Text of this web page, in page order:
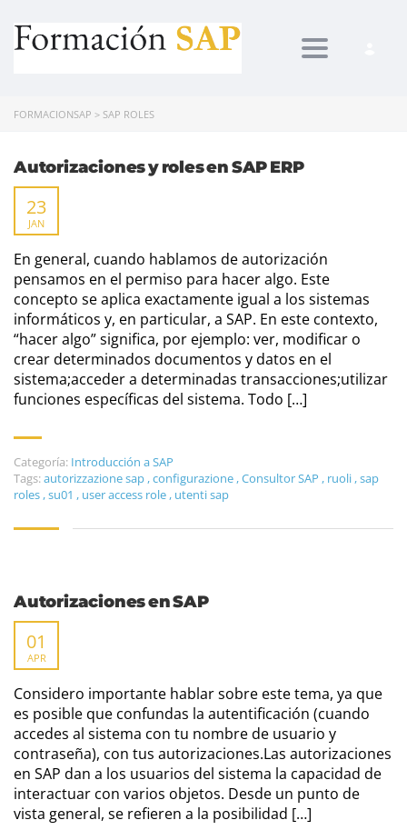
Toggle
FORMACIONSAP > SAP ROLES
Autorizaciones y roles en SAP ERP
23
JAN
En general, cuando hablamos de autorización
pensamos en el permiso para hacer algo. Este
concepto se aplica exactamente igual a los sistemas
informáticos y, en particular, a SAP. En este contexto,
“hacer algo” significa, por ejemplo: ver, modificar o
crear determinados documentos y datos en el
sistema;acceder a determinadas transacciones;utilizar
funciones específicas del sistema. Todo […]
Categoría: Introducción a SAP
Tags:autorizzazione sap ,configurazione ,Consultor SAP , ruoli ,sap
roles ,su01 , user access role , utenti sap
Autorizaciones en SAP
01
APR
Considero importante hablar sobre este tema, ya que
es posible que confundas la autentificación (cuando
accedes al sistema con tu nombre de usuario y
contraseña), con tus autorizaciones.Las autorizaciones
en SAP dan a los usuarios del sistema la capacidad de
interactuar con varios objetos. Desde un punto de
vista general, se refieren a la posibilidad […]